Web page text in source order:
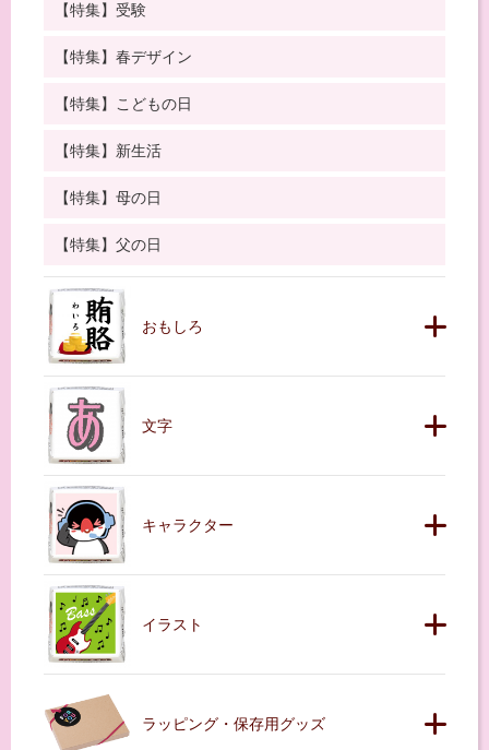
【特集】受験
【特集】春デザイン
【特集】こどもの日
【特集】新生活
【特集】母の日
【特集】父の日
おもしろ
文字
キャラクター
イラスト
ラッピング・保存用グッズ